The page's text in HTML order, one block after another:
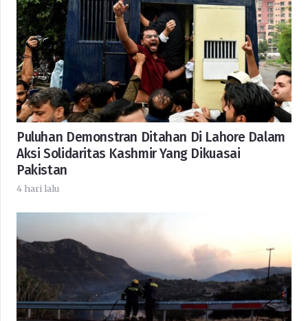
Puluhan Demonstran Ditahan Di Lahore Dalam
Aksi Solidaritas Kashmir Yang Dikuasai
Pakistan
4 hari lalu